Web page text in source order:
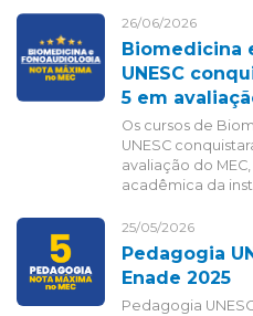
26/06/2026
Biomedicina
UNESC
5 em
Os cursos de
UNESC
avaliação do
acadêmica da
25/05/2026
Pedagogia
Enade 2025
Pedagogia